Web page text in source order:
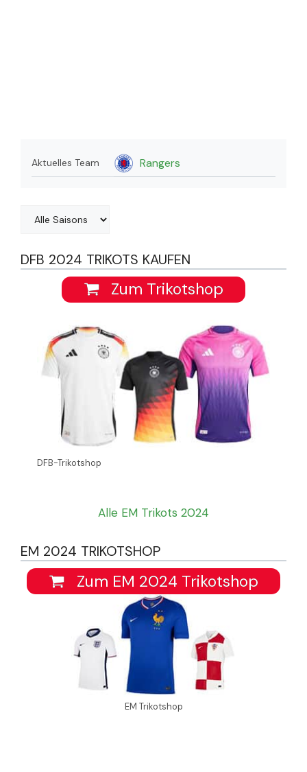
Aktuelles Team Rangers
DFB 2024 TRIKOTS KAUFEN
Zum Trikotshop
DFB-Trikotshop
Alle EM Trikots 2024
EM 2024 TRIKOTSHOP
Zum EM 2024 Trikotshop
EM Trikotshop